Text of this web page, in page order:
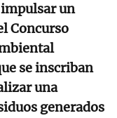
un
Concurso
se inscriban
una
generados